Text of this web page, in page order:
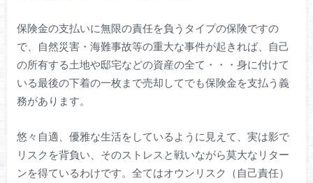
保険金の支払いに無限の責任を負うタイプの保険ですの
で、自然災害・海難事故等の重大な事件が起きれば、自己
の所有する土地や邸宅などの資産の全て・・・身に付けて
いる最後の下着の一枚まで売却してでも保険金を支払う義
務があります。
悠々自適、優雅な生活をしているように見えて、実は影で
リスクを背負い、そのストレスと戦いながら莫大なリター
ンを得ているわけです。全てはオウンリスク（自己責任）